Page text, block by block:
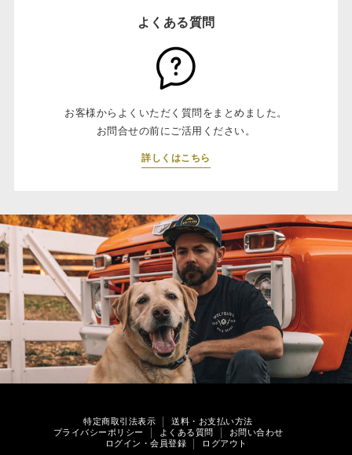
よくある質問
お客様からよくいただく質問をまとめました。
お問合せの前にご活用ください。
詳しくはこちら
特定商取引法表示
送料・お支払い方法
プライバシーポリシー
よくある質問
お問い合わせ
ログイン・会員登録
ログアウト